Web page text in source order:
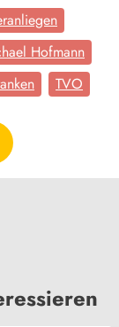
Hofmann
TVO